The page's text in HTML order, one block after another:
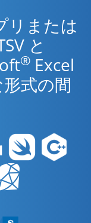
リまたは
と
® Excel
式の間